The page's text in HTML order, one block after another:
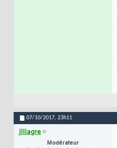
07/10/2017, 23h11
jlliagre
Modérateur